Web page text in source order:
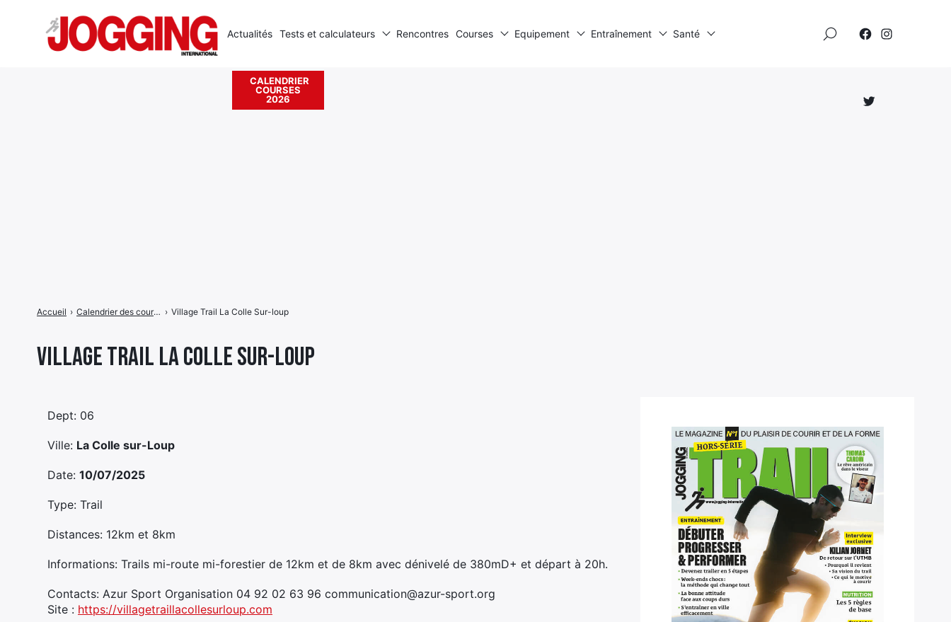
Village Trail La Colle Sur-loup
Accueil › Calendrier des courses › Village Trail La Colle Sur-loup
Dept: 06
Ville: La Colle sur-Loup
Date: 10/07/2025
Type: Trail
Distances: 12km et 8km
Informations: Trails mi-route mi-forestier de 12km et de 8km avec dénivelé de 380mD+ et départ à 20h.
Contacts: Azur Sport Organisation 04 92 02 63 96 communication@azur-sport.org
Site : https://villagetraillacollesurloup.com
Actualités Tests et calculateurs Rencontres Courses Equipement Entraînement Santé
CALENDRIER
COURSES
2026
Élément
Rechercher